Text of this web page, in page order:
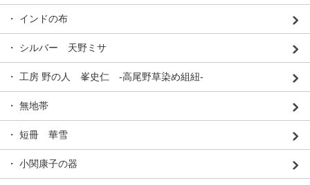
・ インドの布
・ シルバー 天野ミサ
・ 工房 野の人 峯史仁 -高尾野草染め組紐-
・ 無地帯
・ 短冊 華雪
・ 小関康子の器